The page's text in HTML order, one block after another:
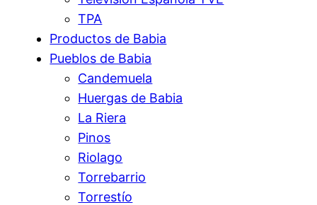
TPA
Productos de Babia
Pueblos de Babia
Candemuela
Huergas de Babia
La Riera
Pinos
Riolago
Torrebarrio
Torrestío